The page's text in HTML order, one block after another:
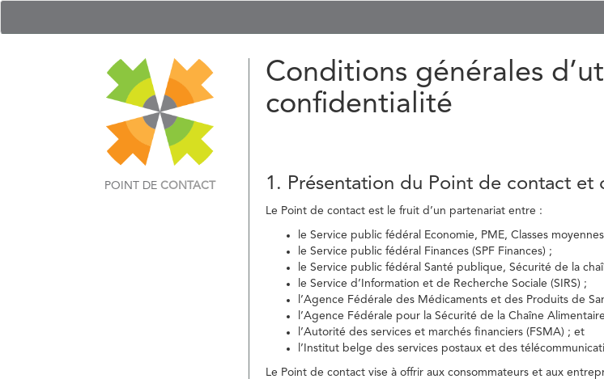
POINT DE CONTACT
Conditions générales
confidentialité
1. Présentation du Point de contact et
Le Point de contact est le fruit d’un partenariat entre :
le Service public fédéral Economie, PME, Classes
le Service public fédéral Finances (SPF Finances) ;
le Service public fédéral Santé publique, Sécurité de la
le Service d’Information et de Recherche Sociale (SIRS) ;
l’Agence Fédérale des Médicaments et des Produits de
l’Agence Fédérale pour la Sécurité de la Chaîne
l’Autorité des services et marchés financiers (FSMA) ; et
l’Institut belge des services postaux et des
Le Point de contact vise à offrir aux consommateurs et aux